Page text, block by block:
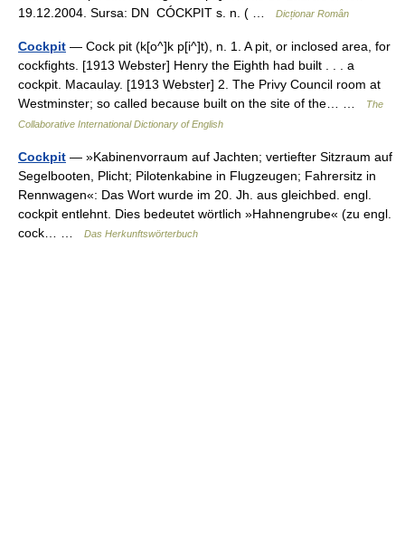
19.12.2004. Sursa: DN CÓCKPIT s. n. ( …
Dicționar Român
Cockpit — Cock pit (k[o^]k p[i^]t), n. 1. A pit, or inclosed area, for
cockfights. [1913 Webster] Henry the Eighth had built . . . a
cockpit. Macaulay. [1913 Webster] 2. The Privy Council room at
Westminster; so called because built on the site of the… …
The
Collaborative International Dictionary of English
Cockpit — »Kabinenvorraum auf Jachten; vertiefter Sitzraum auf
Segelbooten, Plicht; Pilotenkabine in Flugzeugen; Fahrersitz in
Rennwagen«: Das Wort wurde im 20. Jh. aus gleichbed. engl.
cockpit entlehnt. Dies bedeutet wörtlich »Hahnengrube« (zu engl.
cock… …
Das Herkunftswörterbuch